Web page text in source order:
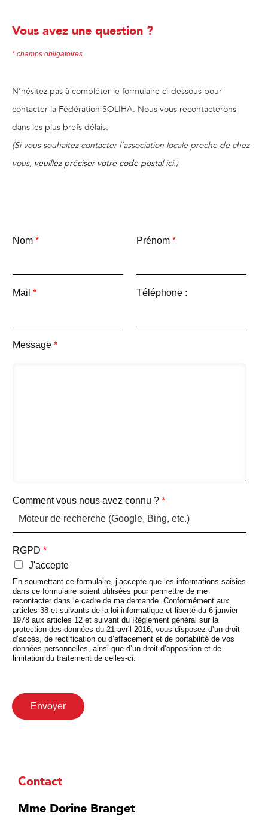
Vous avez une question ?​
* champs obligatoires
N’hésitez pas à compléter le formulaire ci-dessous pour
contacter la Fédération SOLIHA. Nous vous recontacterons
dans les plus brefs délais.
(Si vous souhaitez contacter l’association locale proche de chez
vous, veuillez préciser votre code postal ici.)
Nom * Prénom *
Mail * Téléphone :
Message *
Comment vous nous avez connu ? *
RGPD *
J'accepte
En soumettant ce formulaire, j’accepte que les informations saisies
dans ce formulaire soient utilisées pour permettre de me
recontacter dans le cadre de ma demande. Conformément aux
articles 38 et suivants de la loi informatique et liberté du 6 janvier
1978 aux articles 12 et suivant du Règlement général sur la
protection des données du 21 avril 2016, vous disposez d’un droit
d’accès, de rectification ou d’effacement et de portabilité de vos
données personnelles, ainsi que d’un droit d’opposition et de
limitation du traitement de celles-ci.
Envoyer
Contact
Mme Dorine Branget